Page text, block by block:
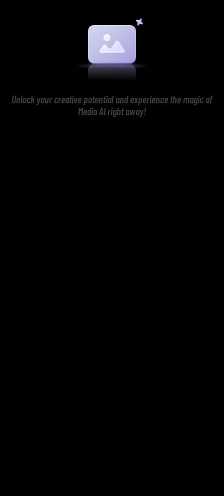
Unlock your creative potential and experience the magic of
Media AI right away!